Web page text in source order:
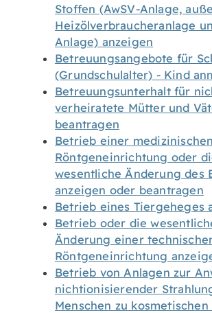
Stoffen (AwSV-Anlage,
Heizölverbraucheranlage
Anlage) anzeigen
Betreuungsangebote für
(Grundschulalter) - Kind
Betreuungsunterhalt für
verheiratete Mütter und
beantragen
Betrieb einer medizinischen
Röntgeneinrichtung oder
wesentliche Änderung des
anzeigen oder beantragen
Betrieb eines Tiergeheges
Betrieb oder die
Änderung einer
Röntgeneinrichtung
Betrieb von Anlagen zur
nichtionisierender
Menschen zu